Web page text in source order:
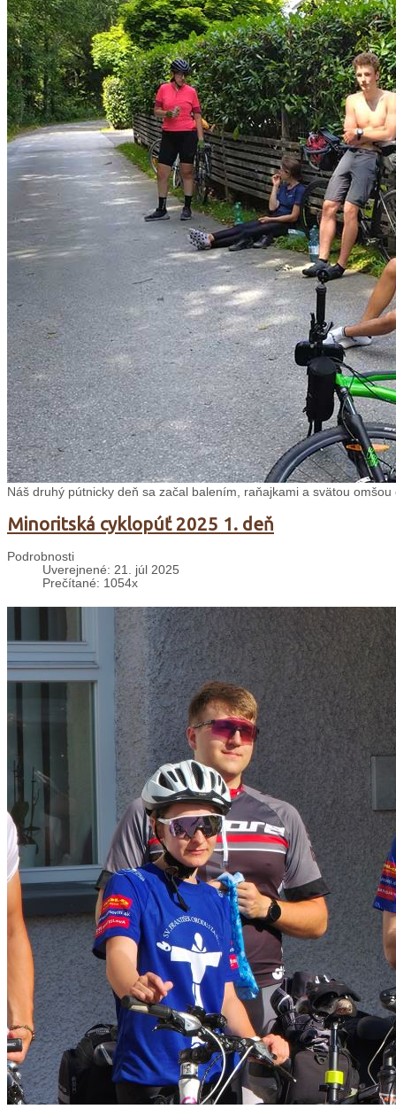
Náš druhý pútnicky deň sa začal balením, raňajkami a svätou
Minoritská cyklopúť 2025 1. deň
Podrobnosti
Uverejnené: 21. júl 2025
Prečítané: 1054x